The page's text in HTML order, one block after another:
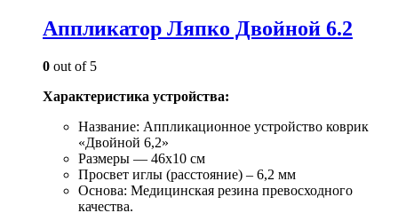
Аппликатор Ляпко Двойной 6.2
0 out of 5
Характеристика устройства:
Название: Аппликационное устройство коврик
«Двойной 6,2»
Размеры — 46х10 см
Просвет иглы (расстояние) – 6,2 мм
Основа: Медицинская резина превосходного
качества.